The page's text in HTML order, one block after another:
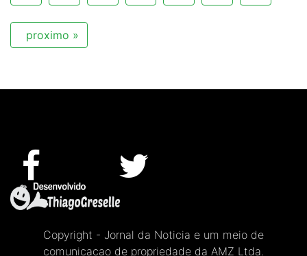
proximo »
Copyright - Jornal da Noticia e um meio de
comunicacao de propriedade da AMZ Ltda.